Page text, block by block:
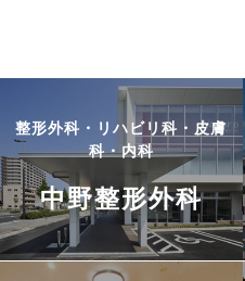
整形外科・リハビリ科・皮膚
科・内科
中野整形外科